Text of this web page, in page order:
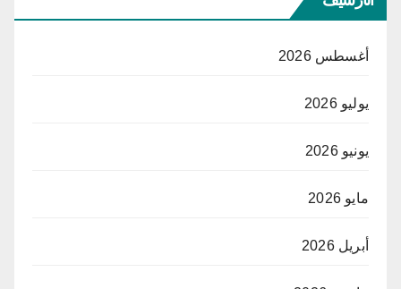
أغسطس 2026
يوليو 2026
يونيو 2026
مايو 2026
أبريل 2026